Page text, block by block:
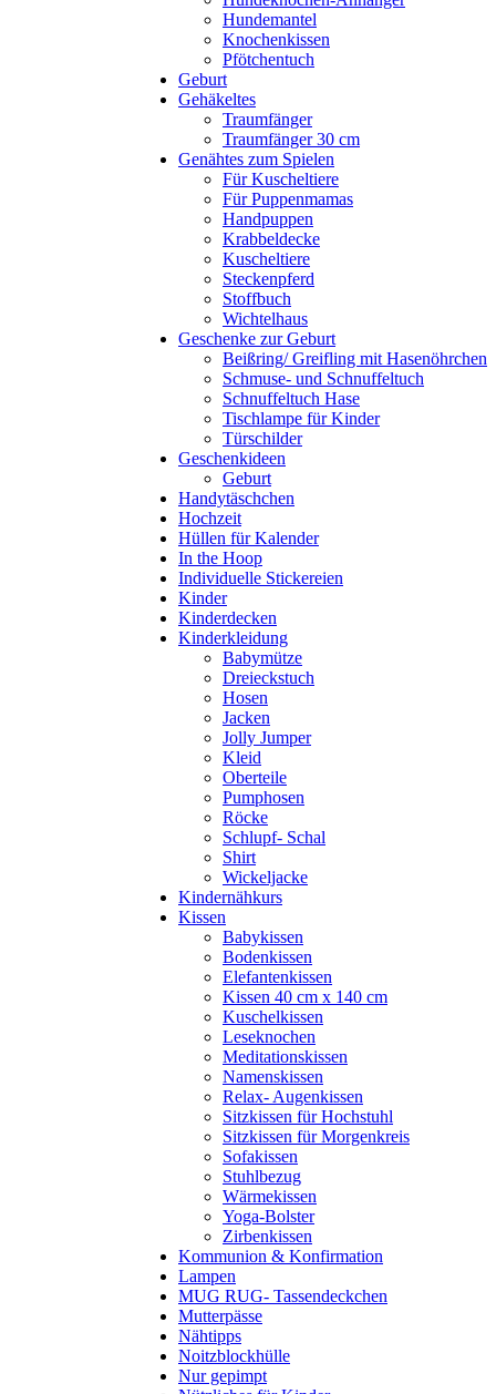
Hundemantel
Knochenkissen
Pfötchentuch
Geburt
Gehäkeltes
Traumfänger
Traumfänger 30 cm
Genähtes zum Spielen
Für Kuscheltiere
Für Puppenmamas
Handpuppen
Krabbeldecke
Kuscheltiere
Steckenpferd
Stoffbuch
Wichtelhaus
Geschenke zur Geburt
Beißring/ Greifling mit Hasenöhrchen
Schmuse- und Schnuffeltuch
Schnuffeltuch Hase
Tischlampe für Kinder
Türschilder
Geschenkideen
Geburt
Handytäschchen
Hochzeit
Hüllen für Kalender
In the Hoop
Individuelle Stickereien
Kinder
Kinderdecken
Kinderkleidung
Babymütze
Dreieckstuch
Hosen
Jacken
Jolly Jumper
Kleid
Oberteile
Pumphosen
Röcke
Schlupf- Schal
Shirt
Wickeljacke
Kindernähkurs
Kissen
Babykissen
Bodenkissen
Elefantenkissen
Kissen 40 cm x 140 cm
Kuschelkissen
Leseknochen
Meditationskissen
Namenskissen
Relax- Augenkissen
Sitzkissen für Hochstuhl
Sitzkissen für Morgenkreis
Sofakissen
Stuhlbezug
Wärmekissen
Yoga-Bolster
Zirbenkissen
Kommunion & Konfirmation
Lampen
MUG RUG- Tassendeckchen
Mutterpässe
Nähtipps
Noitzblockhülle
Nur gepimpt